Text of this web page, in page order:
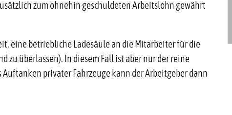
zum ohnehin geschuldeten Arbeitslohn gewährt
eine betriebliche Ladesäule an die Mitarbeiter für die
zu überlassen). In diesem Fall ist aber nur der reine
privater Fahrzeuge kann der Arbeitgeber dann